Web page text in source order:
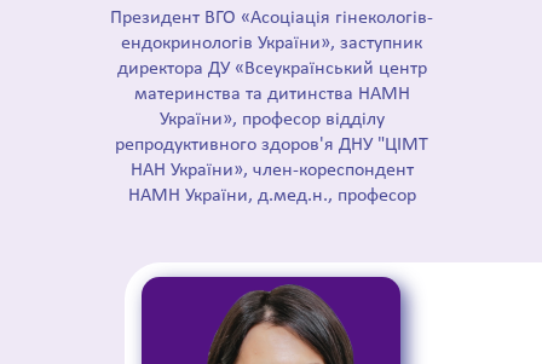
Президент ВГО «Асоціація гінекологів-
ендокринологів України», заступник
директора ДУ «Всеукраїнський центр
материнства та дитинства НАМН
України», професор відділу
репродуктивного здоров'я ДНУ "ЦІМТ
НАН України», член-кореспондент
НАМН України, д.мед.н., професор